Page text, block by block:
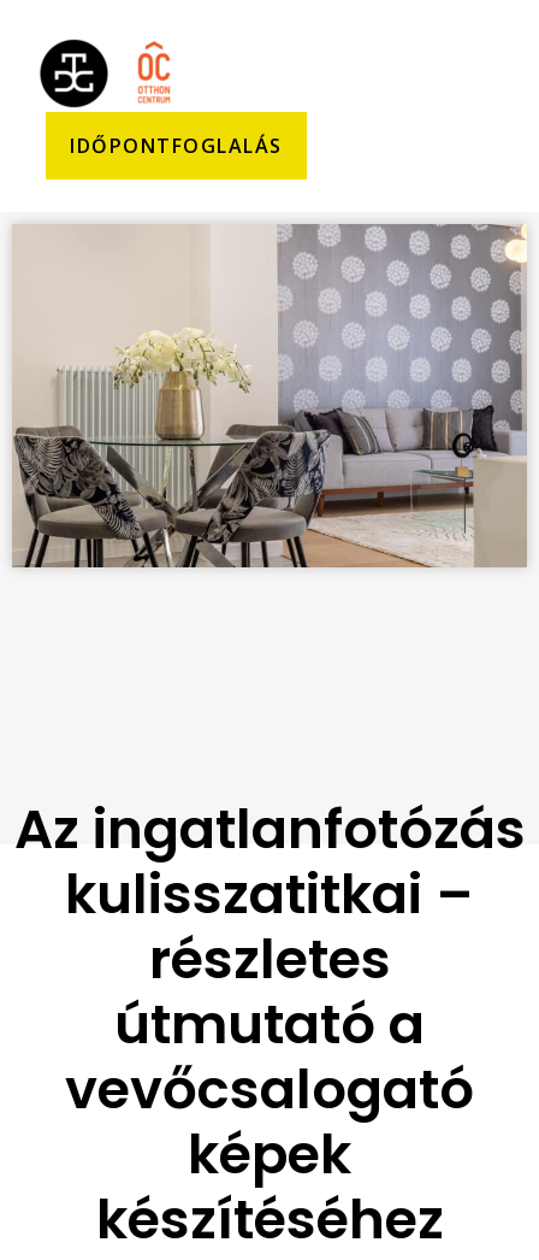
IDŐPONTFOGLALÁS
Az ingatlanfotózás
kulisszatitkai –
részletes
útmutató a
vevőcsalogató
képek
készítéséhez